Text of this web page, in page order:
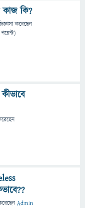
কাজ কি?
করেছেন
পয়েন্ট)
Admin